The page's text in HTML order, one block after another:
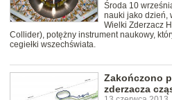
Środa 10
nauki jako dzień,
Wielki Zderzacz
Collider), potężny instrument naukowy,
cegiełki wszechświata.
Zakończono
zderzacza